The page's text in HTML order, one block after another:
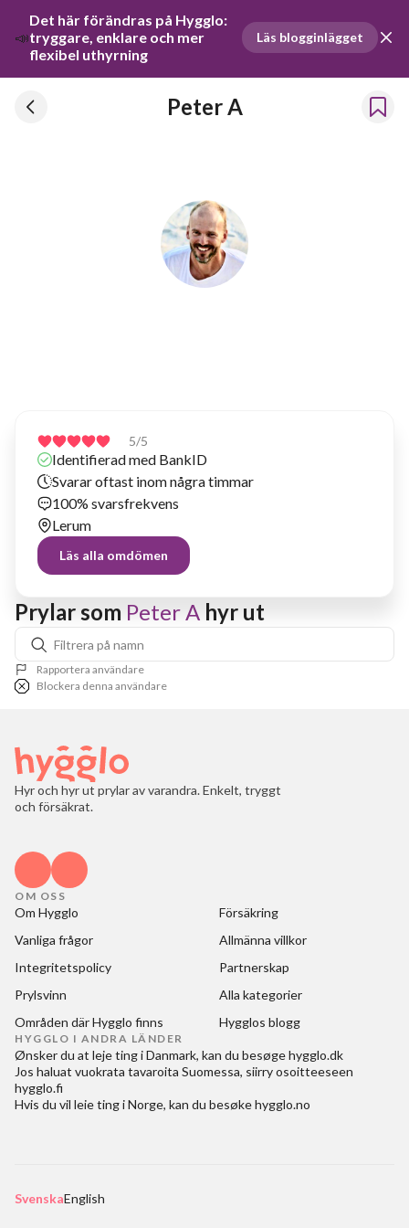
📣
Det här förändras på Hygglo:
tryggare, enklare och mer
flexibel uthyrning
Läs blogginlägget
Peter A
5/5
Identifierad med BankID
Svarar oftast inom några timmar
100% svarsfrekvens
Lerum
Läs alla omdömen
Prylar som Peter A hyr ut
Rapportera användare
Blockera denna användare
Hyr och hyr ut prylar av varandra. Enkelt, tryggt
och försäkrat.
OM OSS
Om Hygglo
Försäkring
Vanliga frågor
Allmänna villkor
Integritetspolicy
Partnerskap
Prylsvinn
Alla kategorier
Områden där Hygglo finns
Hygglos blogg
HYGGLO I ANDRA LÄNDER
Ønsker du at leje ting i Danmark, kan du besøgehygglo.dk
Jos haluat vuokrata tavaroita Suomessa, siirry osoitteeseen
hygglo.fi
Hvis du vil leie ting i Norge, kan du besøkehygglo.no
SvenskaEnglish